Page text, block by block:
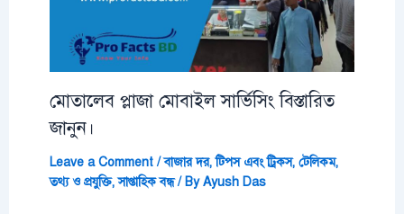
মোতালেব প্লাজা মোবাইল সার্ভিসিং বিস্তারিত
জানুন।
Leave a Comment /বাজার দর,টিপস এবং ট্রিকস, টেলিকম,
তথ্য ও প্রযুক্তি,সাপ্তাহিক বন্ধ/ ByAyush Das